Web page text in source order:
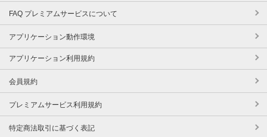
FAQ プレミアムサービスについて
アプリケーション動作環境
アプリケーション利用規約
会員規約
プレミアムサービス利用規約
特定商法取引に基づく表記